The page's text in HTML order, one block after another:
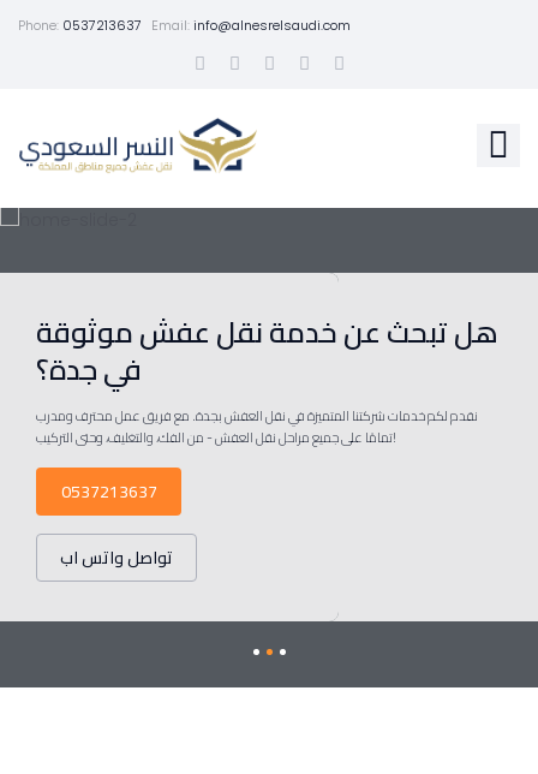
Phone: 0537213637 Email:info@alnesrelsaudi.com
هل تبحث عن خدمة نقل عفش موثوقة
في جدة؟
نقدم لكم خدمات شركتنا المتميزة في نقل العفش بجدة. مع فريق عمل محترف ومدرب
تمامًا على جميع مراحل نقل العفش - من الفك، والتغليف، وحتى التركيب!
0537213637
تواصل واتس اب